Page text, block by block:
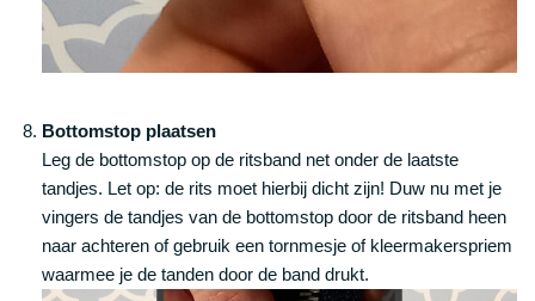
Bottomstop plaatsen
Leg de bottomstop op de ritsband net onder de laatste
tandjes. Let op: de rits moet hierbij dicht zijn! Duw nu met je
vingers de tandjes van de bottomstop door de ritsband heen
naar achteren of gebruik een tornmesje of kleermakerspriem
waarmee je de tanden door de band drukt.